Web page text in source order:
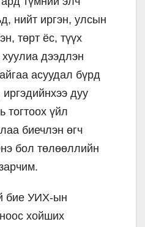
нийт иргэн, улсын
төрт ёс, түүх
дээдлэн
асуудал бүрд
дуу
тогтоох үйл
биечлэн өгч
бол төлөөллийн
бие УИХ-ын
хойших